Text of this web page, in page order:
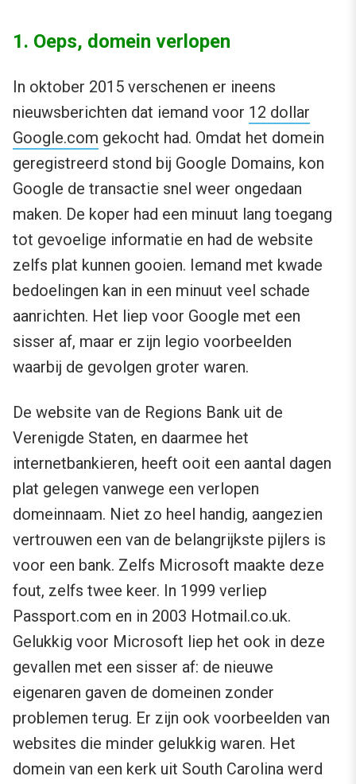
1. Oeps, domein verlopen
In oktober 2015 verschenen er ineens
nieuwsberichten dat iemand voor 12 dollar
Google.com gekocht had. Omdat het domein
geregistreerd stond bij Google Domains, kon
Google de transactie snel weer ongedaan
maken. De koper had een minuut lang toegang
tot gevoelige informatie en had de website
zelfs plat kunnen gooien. Iemand met kwade
bedoelingen kan in een minuut veel schade
aanrichten. Het liep voor Google met een
sisser af, maar er zijn legio voorbeelden
waarbij de gevolgen groter waren.
De website van de Regions Bank uit de
Verenigde Staten, en daarmee het
internetbankieren, heeft ooit een aantal dagen
plat gelegen vanwege een verlopen
domeinnaam. Niet zo heel handig, aangezien
vertrouwen een van de belangrijkste pijlers is
voor een bank. Zelfs Microsoft maakte deze
fout, zelfs twee keer. In 1999 verliep
Passport.com en in 2003 Hotmail.co.uk.
Gelukkig voor Microsoft liep het ook in deze
gevallen met een sisser af: de nieuwe
eigenaren gaven de domeinen zonder
problemen terug. Er zijn ook voorbeelden van
websites die minder gelukkig waren. Het
domein van een kerk uit South Carolina werd